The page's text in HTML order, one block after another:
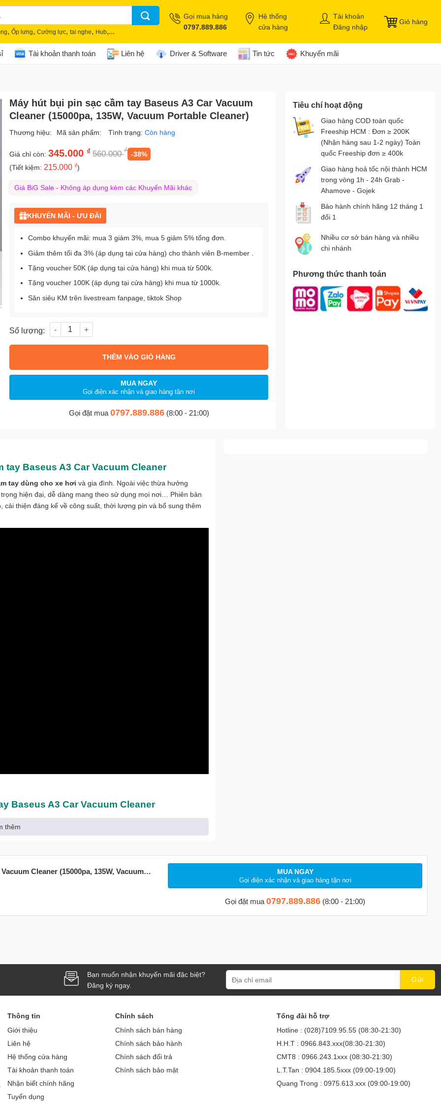
, Ốp lưng, Cường lực, tai nghe, Hub,...
Gọi mua hàng
0797.889.886
Hệ thống
cửa hàng
Tài khoản
Đăng nhập
Giỏ hàng
Tài khoản thanh toán Liên hệ Driver & Software Tin tức Khuyến mãi
Máy hút bụi pin sạc cầm tay Baseus A3 Car Vacuum
Cleaner (15000pa, 135W, Vacuum Portable Cleaner)
Thương hiệu: Mã sản phẩm: Tình trạng: Còn hàng
Giá chỉ còn: 345.000 ₫ 560.000₫
-38%
(Tiết kiệm: 215.000 ₫)
Giá BiG Sale - Không áp dụng kèm các Khuyến Mãi khác
KHUYẾN MÃI - ƯU ĐÃI
Combo khuyến mãi: mua 3 giảm 3%, mua 5 giảm 5% tổng đơn.
Giảm thêm tối đa 3% (áp dụng tại cửa hàng) cho thành viên B-member .
Tặng voucher 50K (áp dụng tại cửa hàng) khi mua từ 500k.
Tặng voucher 100K (áp dụng tại cửa hàng) khi mua từ 1000k.
Săn siêu KM trên livestream fanpage, tiktok Shop
Số lượng
THÊM VÀO GIỎ HÀNG
MUA NGAY
Gọi điện xác nhận và giao hàng tận nơi
Gọi đặt mua 0797.889.886(8:00 - 21:00)
Tiêu chí hoạt động
Giao hàng COD toàn quốc
Freeship HCM : Đơn ≥ 200K
(Nhận hàng sau 1-2 ngày) Toàn
quốc Freeship đơn ≥ 400k
Giao hàng hoả tốc nội thành HCM
trong vòng 1h - 24h Grab -
Ahamove - Gojek
Bảo hành chính hãng 12 tháng 1
đổi 1
Nhiều cơ sở bán hàng và nhiều
chi nhánh
Phương thức thanh toán
Baseus A3 Car Vacuum Cleaner
tay dùng cho xe hơi và gia đình. Ngoài việc thừa hưởng
hiện đại, dễ dàng mang theo sử dụng mọi nơi… Phiên bản
cải thiện đáng kể về công suất, thời lượng pin và bổ sung thêm
Baseus A3 Car Vacuum Cleaner
A3 Car Vaccuum Cleaner có thiết kế thon dài, dễ cằm nắm khi
chổi than với lực hút cực mạnh lên đến 15000Pa giúp tăng
tục lên đến 45 phút.
những ngóc ngách thiếu ánh sáng.
liên tục chỉ 45 phút)
tục chỉ 17 phút)
Baseus A3 Car Vacuum Cleaner
thêm
Cleaner (15000pa, 135W, Vacuum
MUA NGAY
Gọi điện xác nhận và giao hàng tận nơi
Gọi đặt mua0797.889.886 (8:00 - 21:00)
Bạn muốn nhận khuyến mãi đặc biệt?
Đăng ký ngay.
Thông tin
Giới thiệu
Liên hệ
Hệ thống cửa hàng
Tài khoản thanh toán
Nhận biết chính hãng
Tuyển dụng
Chính sách
Chính sách bán hàng
Chính sách bảo hành
Chính sách đổi trả
Chính sách bảo mật
Tổng đài hỗ trợ
Hotline : (028)7109.95.55 (08:30-21:30)
H.H.T : 0966.843.xxx(08:30-21:30)
CMT8 : 0966.243.1xxx (08:30-21:30)
L.T.Tan : 0904.185.5xxx (09:00-19:00)
Quang Trong : 0975.613.xxx (09:00-19:00)